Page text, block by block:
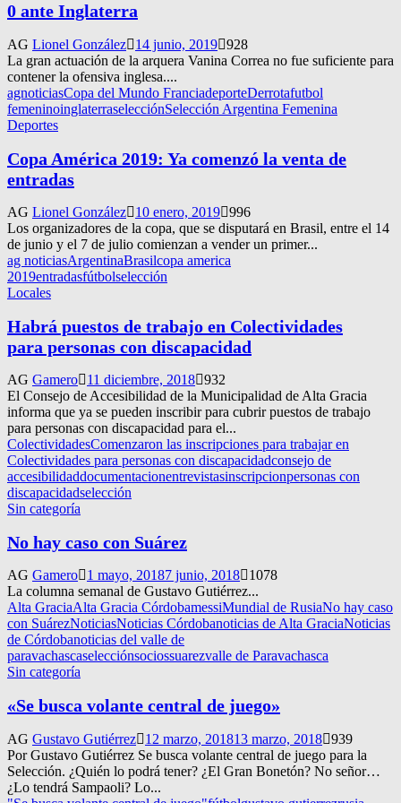
0 ante Inglaterra
AG Lionel González 14 junio, 2019 928
La gran actuación de la arquera Vanina Correa no fue suficiente para
contener la ofensiva inglesa....
agnoticiasCopa del Mundo FranciadeporteDerrotafutbol
femeninoinglaterraselecciónSelección Argentina Femenina
Deportes
Copa América 2019: Ya comenzó la venta de
entradas
AG Lionel González 10 enero, 2019 996
Los organizadores de la copa, que se disputará en Brasil, entre el 14
de junio y el 7 de julio comienzan a vender un primer...
ag noticiasArgentinaBrasilcopa america
2019entradasfútbolselección
Locales
Habrá puestos de trabajo en Colectividades
para personas con discapacidad
AG Gamero 11 diciembre, 2018 932
El Consejo de Accesibilidad de la Municipalidad de Alta Gracia
informa que ya se pueden inscribir para cubrir puestos de trabajo
para personas con discapacidad para el...
ColectividadesComenzaron las inscripciones para trabajar en
Colectividades para personas con discapacidadconsejo de
accesibilidaddocumentacionentrevistasinscripcionpersonas con
discapacidadselección
Sin categoría
No hay caso con Suárez
AG Gamero 1 mayo, 20187 junio, 2018
1078
La columna semanal de Gustavo Gutiérrez...
Alta GraciaAlta Gracia CórdobamessiMundial de RusiaNo hay caso
con SuárezNoticiasNoticias Córdobanoticias de Alta GraciaNoticias
de Córdobanoticias del valle de
paravachascaselecciónsociossuarezvalle de Paravachasca
Sin categoría
«Se busca volante central de juego»
AG Gustavo Gutiérrez 12 marzo, 201813 marzo, 2018 939
Por Gustavo Gutiérrez Se busca volante central de juego para la
Selección. ¿Quién lo podrá tener? ¿El Gran Bonetón? No señor…
¿Lo tendrá Sampaoli? Lo...